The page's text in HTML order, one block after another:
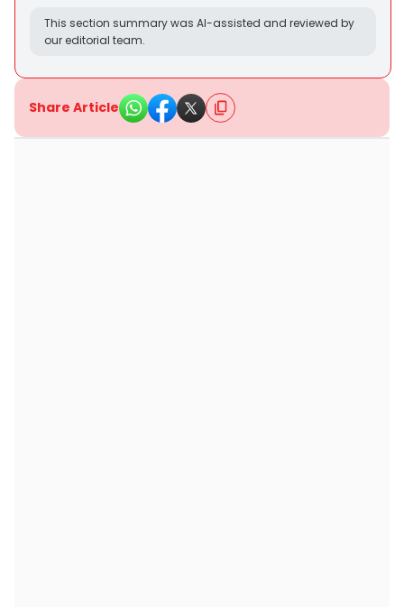
This section summary was AI-assisted and reviewed by
our editorial team.
Share Article